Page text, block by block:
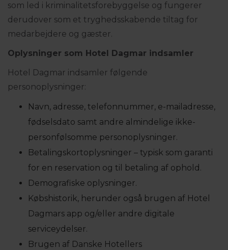
som led i kriminalitetsforebyggelse og fungerer
derudover som et tryghedsskabende tiltag for
medarbejdere og gæster.
Oplysninger som Hotel Dagmar indsamler
Hotel Dagmar indsamler følgende
personoplysninger:
Navn, adresse, telefonnummer, e-mailadresse,
fødselsdato samt andre almindelige ikke-
personfølsomme personoplysninger.
Betalingskortoplysninger – typisk som garanti
for en reservation og til betaling af ophold.
Demografiske oplysninger.
Købshistorik, herunder også brugen af Hotel
Dagmars app og/eller andre digitale
serviceydelser.
Brugen af Danske Hotellers